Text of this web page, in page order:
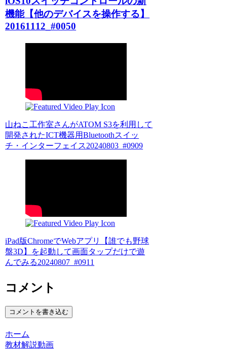
機能【他のデバイスを操作する】
20161112_#0050
山ねこ工作室さんがATOM S3を利用して
開発されたICT機器用Bluetoothスイッ
チ・インターフェイス20240803_#0909
iPad版ChromeでWebアプリ【誰でも野球
盤3D】を起動して画面タップだけで遊
んでみる20240807_#0911
コメント
コメントを書き込む
ホーム
教材解説動画